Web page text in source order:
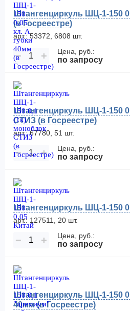
Штангенциркуль ШЦ-1-150
(в Госреестре)
арт.: 53372, 6808 шт.
− + Цена, руб.:
по запросу
Штангенциркуль ШЦ-1-150
СТИЗ (в Госреестре)
арт.: 67780, 51 шт.
− + Цена, руб.:
по запросу
Штангенциркуль ШЦ-1-150
арт.: 127511, 20 шт.
− + Цена, руб.:
по запросу
Штангенциркуль ШЦ-1-150
40мм (в Госреестре)